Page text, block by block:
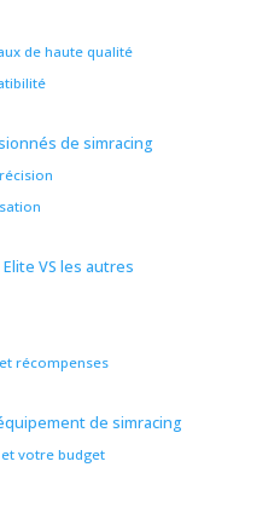
de haute qualité
de simracing
Elite VS les autres
récompenses
de simracing
votre budget